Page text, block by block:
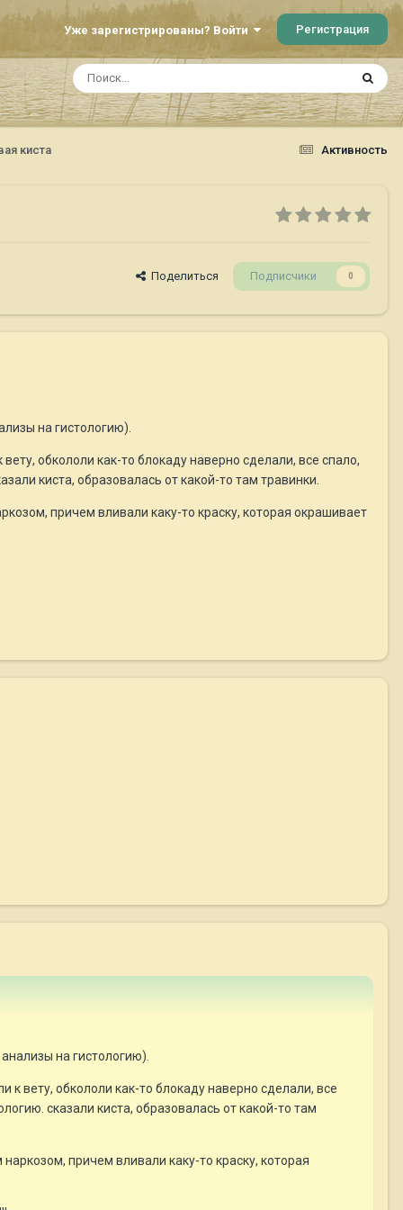
Уже зарегистрированы? Войти Регистрация
Активность
киста
Поделиться Подписчики 0
на гистологию).
обкололи как-то блокаду наверно сделали, все спало,
киста, образовалась от какой-то там травинки.
причем вливали каку-то краску, которая окрашивает
на гистологию).
к вету, обкололи как-то блокаду наверно сделали, все
сказали киста, образовалась от какой-то там
причем вливали каку-то краску, которая